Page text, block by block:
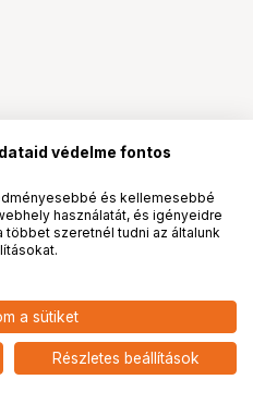
add
védelme fontos
és kellemesebbé
használatát, és igényeidre
többet szeretnél tudni az általunk
a sütiket
Részletes beállítások